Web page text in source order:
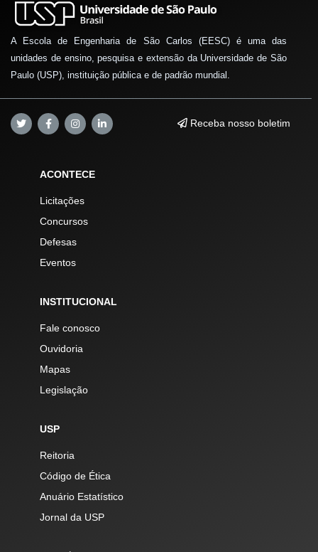
A Escola de Engenharia de São Carlos (EESC) é uma das
unidades de ensino, pesquisa e extensão da Universidade de São
Paulo (USP), instituição pública e de padrão mundial.
Receba nosso boletim
ACONTECE
Licitações
Concursos
Defesas
Eventos
INSTITUCIONAL
Fale conosco
Ouvidoria
Mapas
Legislação
USP
Reitoria
Código de Ética
Anuário Estatístico
Jornal da USP